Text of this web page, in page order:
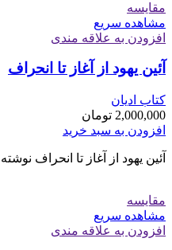
مقایسه
مشاهده سریع
افزودن به علاقه مندی
آئین یهود از آغاز تا انحراف
کتاب ادیان
2,000,000 تومان
افزودن به سبد خرید
آئین یهود از آغاز تا انحراف
مقایسه
مشاهده سریع
افزودن به علاقه مندی